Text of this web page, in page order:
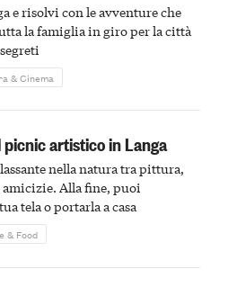
e risolvi con le avventure che
la famiglia in giro per la città
& Cinema
artistico in Langa
nella natura tra pittura,
Alla fine, puoi
tela o portarla a casa
& Food